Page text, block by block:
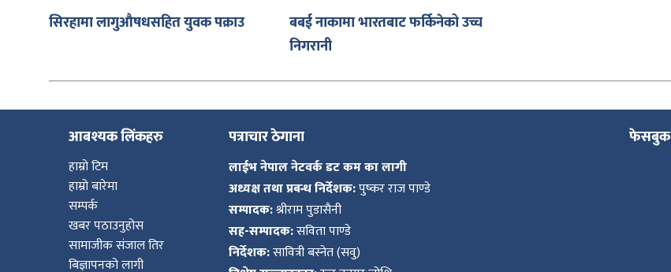
सिरहामा लागुऔषधसहित युवक पक्राउ
बबई नाकामा भारतबाट फर्किनेको उच्च
निगरानी
आबश्यक लिंकहरु
हाम्रो टिम
हाम्रो बारेमा
सम्पर्क
खबर पठाउनुहोस
सामाजीक संजाल तिर
बिज्ञापनको लागी
पत्राचार ठेगाना
लाईभ नेपाल नेटवर्क डट कम का लागी
अध्यक्ष तथा प्रबन्ध निर्देशक:पुष्कर राज पाण्डे
सम्पादक:श्रीराम पुडासैनी
सह-सम्पादक:सविता पाण्डे
निर्देशक:सावित्री बस्नेत (सवु)
फेसबुक